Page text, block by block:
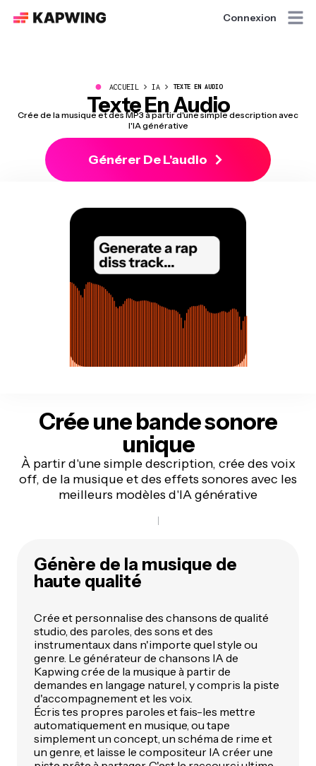
Connexion
● ACCUEIL IA TEXTE EN AUDIO
Texte En Audio
Crée de la musique et des MP3 à partir d'une simple description avec
l'IA générative
Générer De L'audio
Crée une bande sonore
unique
À partir d'une simple description, crée des voix
off, de la musique et des effets sonores avec les
meilleurs modèles d'IA générative
Génère de la musique de
haute qualité
Crée et personnalise des chansons de qualité
studio, des paroles, des sons et des
instrumentaux dans n'importe quel style ou
genre. Le générateur de chansons IA de
Kapwing crée de la musique à partir de
demandes en langage naturel, y compris la piste
d'accompagnement et les voix.
Écris tes propres paroles et fais-les mettre
automatiquement en musique, ou tape
simplement un concept, un schéma de rime et
un genre, et laisse le compositeur IA créer une